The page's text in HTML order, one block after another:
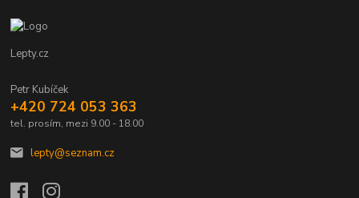
Lepty.cz
Petr Kubíček
+420 724 053 363
tel. prosím, mezi 9.00 - 18.00
lepty@seznam.cz